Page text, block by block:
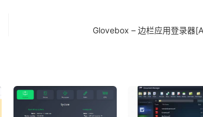
Glovebox – 边栏应用登录器